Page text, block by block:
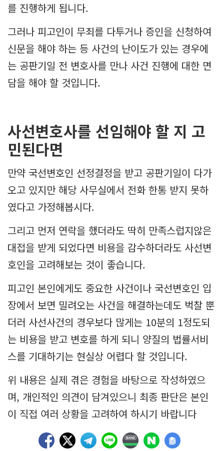
를 진행하게 됩니다.
그러나 피고인이 무죄를 다투거나 증인을 신청하여
신문을 해야 하는 등 사건의 난이도가 있는 경우에
는 공판기일 전 변호사를 만나 사건 진행에 대한 면
담을 해야 할 것입니다.
사선변호사를 선임해야 할 지 고
민된다면
만약 국선변호인 선정결정을 받고 공판기일이 다가
오고 있지만 해당 사무실에서 전화 한통 받지 못하
였다고 가정해봅시다.
그리고 먼저 연락을 했더라도 딱히 만족스럽지않은
대접을 받게 되었다면 비용을 감수하더라도 사선변
호인을 고려해보는 것이 좋습니다.
피고인 본인에게도 중요한 사건이나 국선변호인 입
장에서 보면 밀려오는 사건을 해결하는데도 벅찰 뿐
더러 사선사건의 경우보다 많게는 10분의 1정도되
는 비용을 받고 변호를 하게 되니 양질의 법률서비
스를 기대하기는 현실상 어렵다 할 것입니다.
위 내용은 실제 겪은 경험을 바탕으로 작성하였으
며, 개인적인 의견이 담겨있으니 최종 판단은 본인
이 직접 여러 상황을 고려하여 하시기 바랍니다